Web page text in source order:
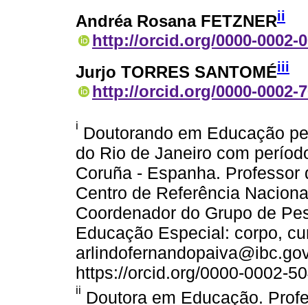
Andréa Rosana FETZNERii
http://orcid.org/0000-0002-
Jurjo TORRES SANTOMÉiii
http://orcid.org/0000-0002-
i Doutorando em Educação
do Rio de Janeiro com
Coruña - Espanha.
Centro de Referência
Coordenador do Grupo de
Educação Especial: corpo,
https://orcid.org/0000-0002-
ii Doutora em Educação.